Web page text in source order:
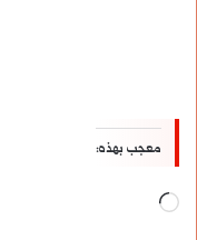
معجب بهذه:
جاري